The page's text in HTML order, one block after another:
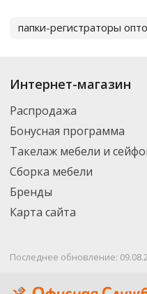
папки-регистраторы
Интернет-магазин
Распродажа
Бонусная программа
Такелаж мебели и
Сборка мебели
Бренды
Карта сайта
Последнее обновление: